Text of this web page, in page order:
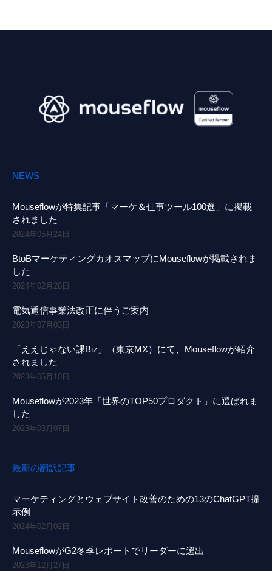
NEWS
Mouseflowが特集記事「マーケ＆仕事ツール100選」に掲載
されました
2024年05月24日
BtoBマーケティングカオスマップにMouseflowが掲載されま
した
2024年02月28日
電気通信事業法改正に伴うご案内
2023年07月03日
「ええじゃない課Biz」（東京MX）にて、Mouseflowが紹介
されました
2023年05月10日
Mouseflowが2023年「世界のTOP50プロダクト」に選ばれま
した
2023年03月07日
最新の翻訳記事
マーケティングとウェブサイト改善のための13のChatGPT提
示例
2024年02月02日
MouseflowがG2冬季レポートでリーダーに選出
2023年12月27日